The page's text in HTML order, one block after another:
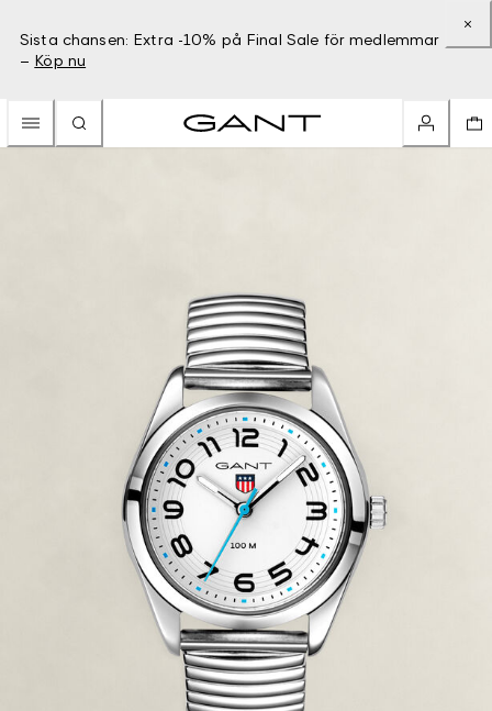
Sista chansen: Extra -10% på Final Sale för medlemmar
– Köp nu